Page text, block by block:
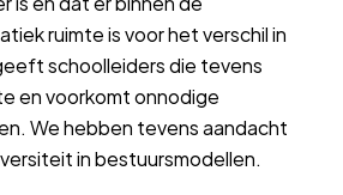
ruimte is voor het verschil in
schoolleiders die tevens
en voorkomt onnodige
We hebben tevens aandacht
in bestuursmodellen.